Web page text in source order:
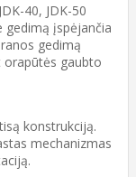
40, JDK-50
įspėjančia
gedimą
orapūtės gaubto
konstrukciją.
mechanizmas